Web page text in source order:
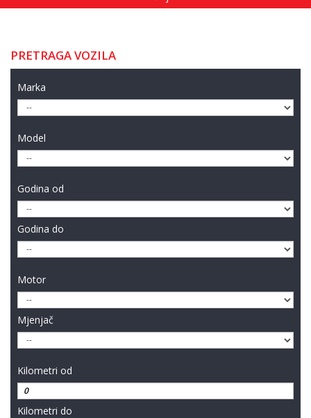
PRETRAGA VOZILA
Marka
Model
Godina od
Godina do
Motor
Mjenjač
Kilometri od
Kilometri do